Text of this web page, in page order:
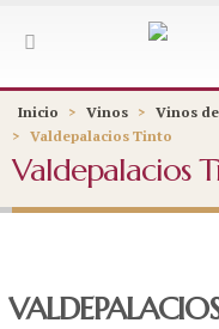
Inicio > Vinos > Vinos
> Valdepalacios Tinto
Valdepalacios